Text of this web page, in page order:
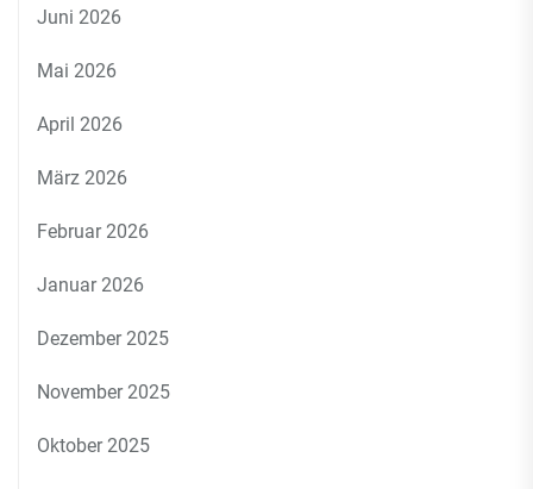
Juni 2026
Mai 2026
April 2026
März 2026
Februar 2026
Januar 2026
Dezember 2025
November 2025
Oktober 2025